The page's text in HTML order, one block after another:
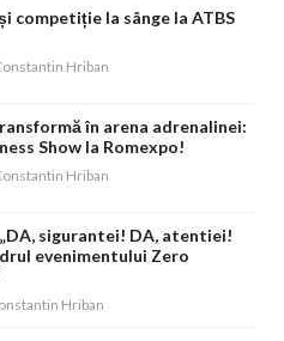
competiție la sânge la ATBS
Hriban
în arena adrenalinei:
Show la Romexpo!
Hriban
sigurantei! DA, atentiei!
evenimentului Zero
Hriban